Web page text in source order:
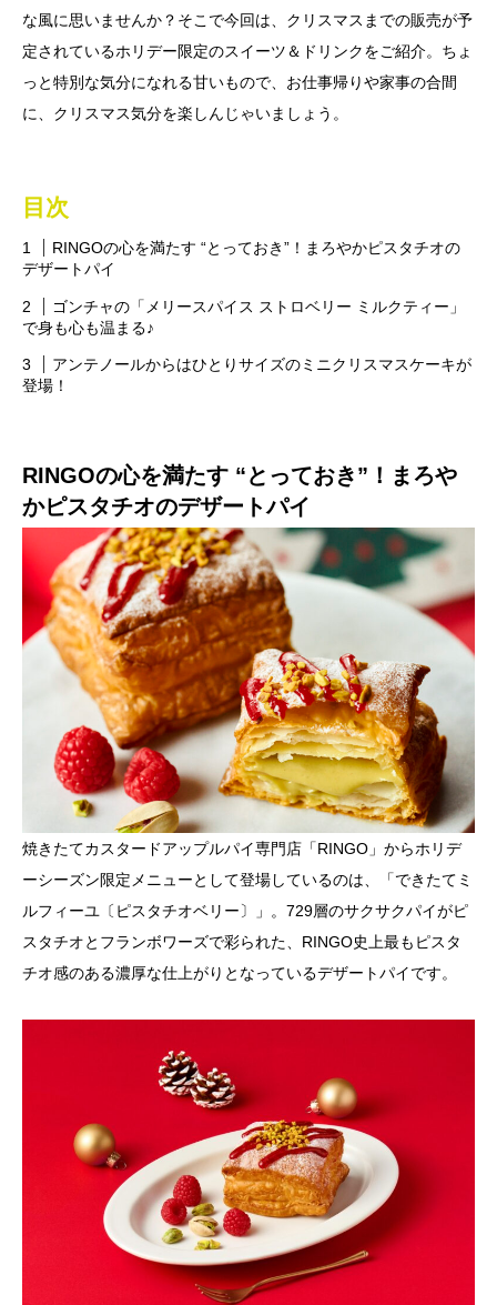
な風に思いませんか？そこで今回は、クリスマスまでの販売が予
定されているホリデー限定のスイーツ＆ドリンクをご紹介。ちょ
っと特別な気分になれる甘いもので、お仕事帰りや家事の合間
に、クリスマス気分を楽しんじゃいましょう。
目次
RINGOの心を満たす “とっておき”！まろやかピスタチオの
デザートパイ
ゴンチャの「メリースパイス ストロベリー ミルクティー」
で身も心も温まる♪
アンテノールからはひとりサイズのミニクリスマスケーキが
登場！
RINGOの心を満たす “とっておき”！まろや
かピスタチオのデザートパイ
焼きたてカスタードアップルパイ専門店「RINGO」からホリデ
ーシーズン限定メニューとして登場しているのは、「できたてミ
ルフィーユ〔ピスタチオベリー〕」。729層のサクサクパイがピ
スタチオとフランボワーズで彩られた、RINGO史上最もピスタ
チオ感のある濃厚な仕上がりとなっているデザートパイです。